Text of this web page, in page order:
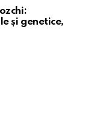
și genetice,